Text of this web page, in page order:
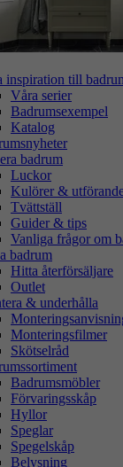
inspiration till
Våra serier
Badrumsexempel
Katalog
badrum
Luckor
Kulörer &
Tvättställ
Guider & tips
Vanliga frågor om
badrum
Hitta återförsäljare
Outlet
& underhålla
Monteringsfilmer
Skötselråd
Badrumsmöbler
Förvaringsskåp
Hyllor
Speglar
Spegelskåp
Belysning